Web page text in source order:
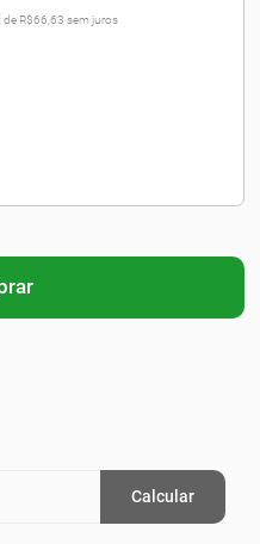
de R$66,63 sem juros
Calcular